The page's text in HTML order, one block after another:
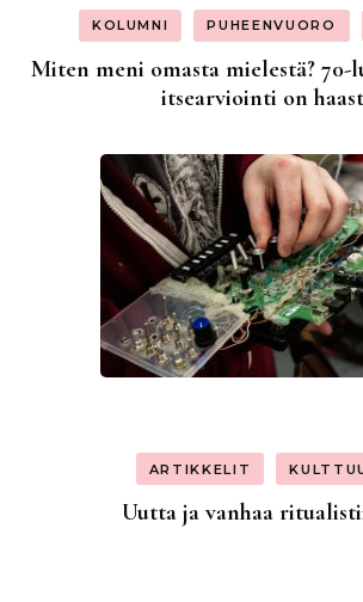
KOLUMNI PUHEENVUORO
Miten meni omasta mielestä?
itsearviointi on
ARTIKKELIT
Uutta ja vanhaa